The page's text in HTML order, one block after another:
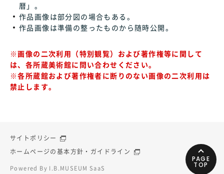
暦」。
作品画像は部分図の場合もある。
作品画像は準備の整ったものから随時公開。
※画像の二次利用（特別観覧）および著作権等に関して
は、各所蔵美術館に問い合わせください。
※各所蔵館および著作権者に断りのない画像の二次利用は
禁止します。
Powered By I.B.MUSEUM SaaS
サイトポリシー
ホームページの基本方針・ガイドライン
PAGE
TOP